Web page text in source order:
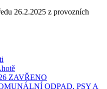
26.2.2025 z provozních
ZAVŘENO
ODPAD, PSY A